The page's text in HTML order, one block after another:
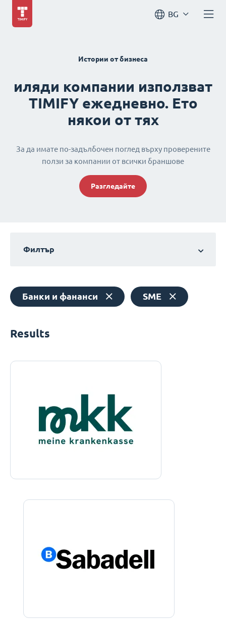
BG
Истории от бизнеса
иляди компании използват
TIMIFY ежедневно. Ето
някои от тях
За да имате по-задълбочен поглед върху проверените
ползи за компании от всички браншове
Разгледайте
Филтър
Банки и фананси SME
Results